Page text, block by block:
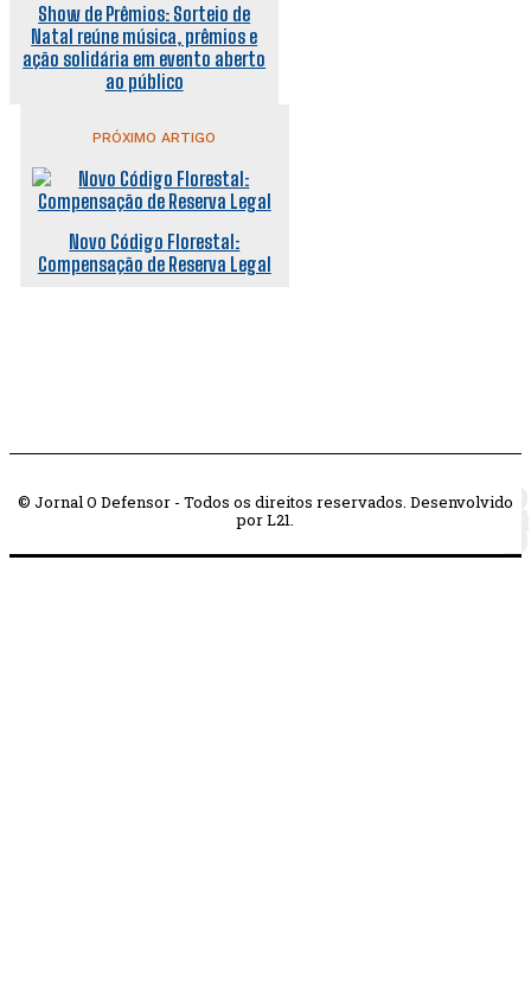
Show de Prêmios: Sorteio de
Natal reúne música, prêmios e
ação solidária em evento aberto
ao público
PRÓXIMO ARTIGO
Novo Código Florestal:
Compensação de Reserva Legal
© Jornal O Defensor - Todos os direitos reservados. Desenvolvido
por L21.